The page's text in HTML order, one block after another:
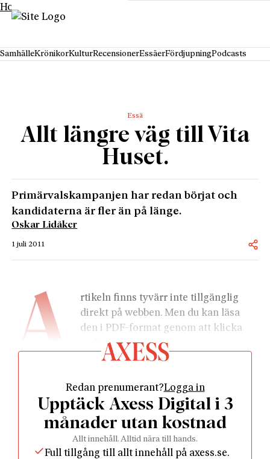
Hoppa till innehåll
SamhälleKrönikorKulturRecensionerEssäerFördjupningPodcasts
Essä
Allt längre väg till Vita
Huset.
Primärvalskampanjen har redan börjat och
kandidaterna är fler än på länge.
Oskar Lidåker
1 juli 2011
A
rtikeln finns tyvärr inte tillgänglig
direkt på webben. Men du kan läsa
den i PDF-format genom att klicka
nedan.
				Läs som PDF
Redan prenumerant?Logga in
Upptäck Axess Digital i 3
månader utan kostnad
Allt innehåll. Alltid nära till hands.
Full tillgång till allt innehåll på axess.se.